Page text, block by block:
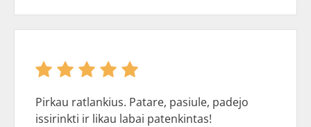
Pirkau ratlankius. Patare, pasiule, padejo
issirinkti ir likau labai patenkintas!